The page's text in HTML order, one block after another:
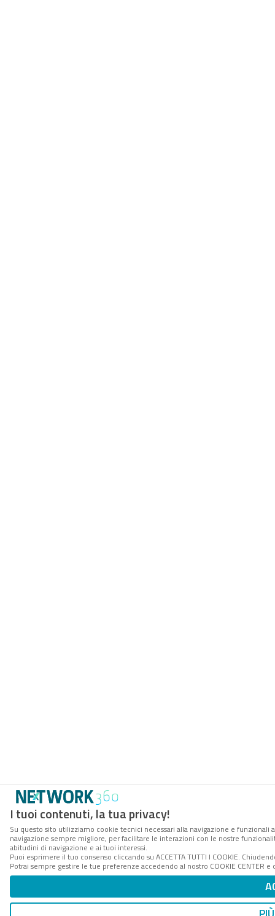
I tuoi contenuti, la tua privacy!
Su questo sito utilizziamo cookie tecnici necessari alla navigazione e
navigazione sempre migliore, per facilitare le interazioni con le nostre
abitudini di navigazione e ai tuoi interessi.
Puoi esprimere il tuo consenso cliccando su ACCETTA TUTTI I COOKIE.
Potrai sempre gestire le tue preferenze accedendo al nostro COOKIE